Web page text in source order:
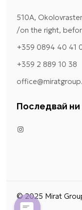
510A,
/on the right,
+359 0894 40 41
+359 2 889 10 38
Последвай ни
© 2025 Mirat